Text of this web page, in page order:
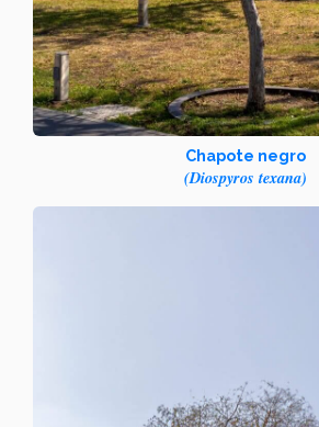
Chapote negro
(Diospyros texana)